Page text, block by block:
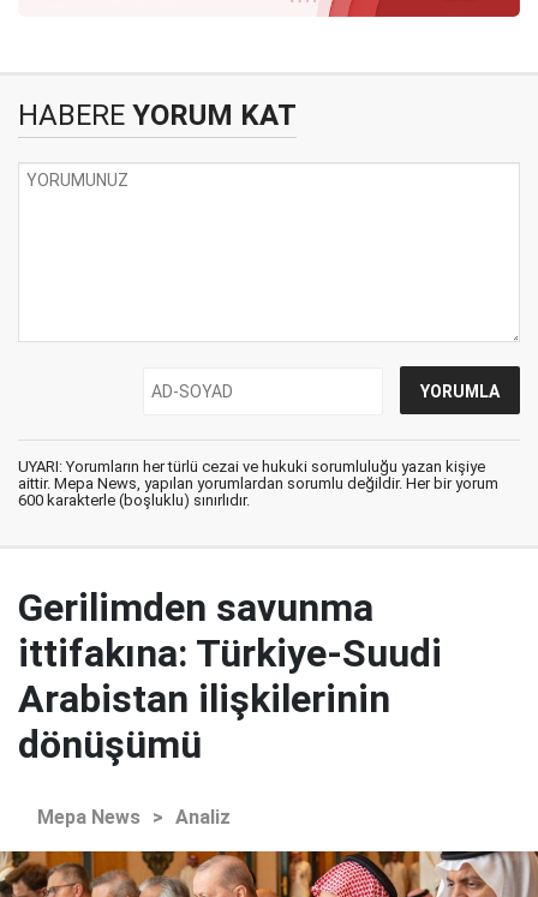
HABERE YORUM KAT
UYARI: Yorumların her türlü cezai ve hukuki sorumluluğu yazan kişiye
aittir. Mepa News, yapılan yorumlardan sorumlu değildir. Her bir yorum
600 karakterle (boşluklu) sınırlıdır.
Gerilimden savunma
ittifakına: Türkiye-Suudi
Arabistan ilişkilerinin
dönüşümü
Mepa News > Analiz